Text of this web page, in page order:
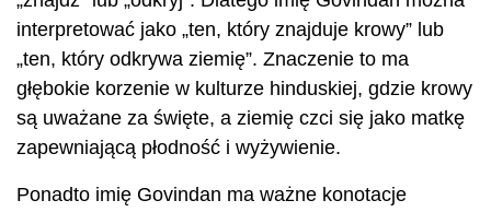
interpretować jako „ten, który znajduje krowy” lub
„ten, który odkrywa ziemię”. Znaczenie to ma
głębokie korzenie w kulturze hinduskiej, gdzie krowy
są uważane za święte, a ziemię czci się jako matkę
zapewniającą płodność i wyżywienie.
Ponadto imię Govindan ma ważne konotacje